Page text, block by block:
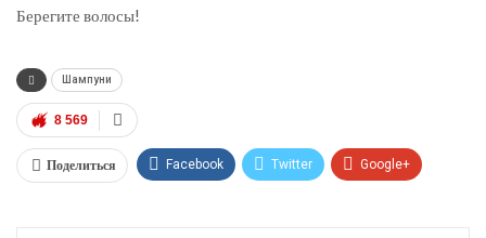
Берегите волосы!
Шампуни
8 569
Поделиться Facebook Twitter Google+